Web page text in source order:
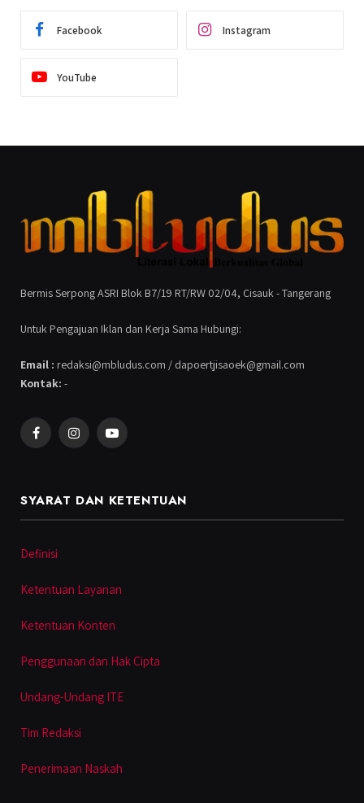
Facebook Instagram
YouTube
Bermis Serpong ASRI Blok B7/19 RT/RW 02/04, Cisauk - Tangerang
Untuk Pengajuan Iklan dan Kerja Sama Hubungi:
Email : redaksi@mbludus.com / dapoertjisaoek@gmail.com
Kontak: -
FacebookInstagramYouTube
SYARAT DAN KETENTUAN
Definisi
Ketentuan Layanan
Ketentuan Konten
Penggunaan dan Hak Cipta
Undang-Undang ITE
Tim Redaksi
Penerimaan Naskah